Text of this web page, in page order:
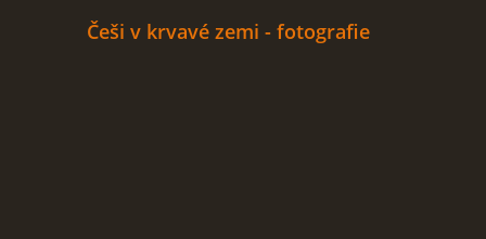
Češi v krvavé zemi - fotografie